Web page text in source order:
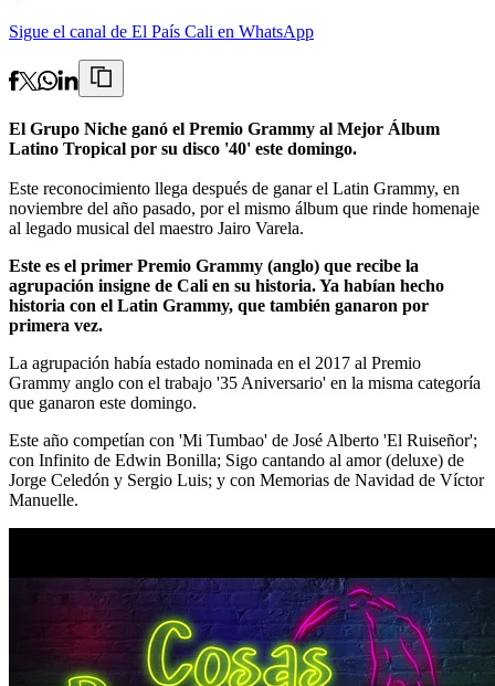
Sigue el canal de El País Cali en WhatsApp
El Grupo Niche ganó el Premio Grammy al Mejor Álbum
Latino Tropical por su disco '40' este domingo.
Este reconocimiento llega después de ganar el Latin Grammy, en
noviembre del año pasado, por el mismo álbum que rinde homenaje
al legado musical del maestro Jairo Varela.
Este es el primer Premio Grammy (anglo) que recibe la
agrupación insigne de Cali en su historia. Ya habían hecho
historia con el Latin Grammy, que también ganaron por
primera vez.
La agrupación había estado nominada en el 2017 al Premio
Grammy anglo con el trabajo '35 Aniversario' en la misma categoría
que ganaron este domingo.
Este año competían con 'Mi Tumbao' de José Alberto 'El Ruiseñor';
con Infinito de Edwin Bonilla; Sigo cantando al amor (deluxe) de
Jorge Celedón y Sergio Luis; y con Memorias de Navidad de Víctor
Manuelle.